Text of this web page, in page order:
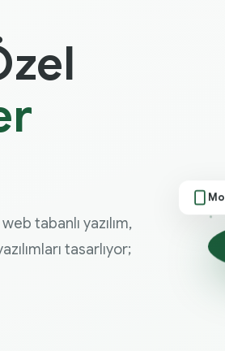
tabanlı yazılım,
tasarlıyor;